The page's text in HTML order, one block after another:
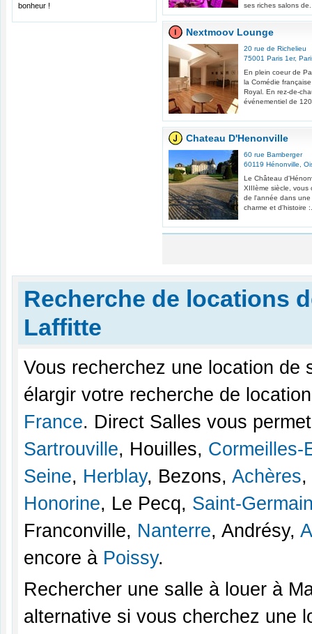
bonheur !
ses riches salons
Nextmoov Lounge
20 rue de Richelieu
75001 Paris 1er,
En plein coeur de
la Comédie
Royal. En rez-de-
événementiel de
Chateau D'Henonville
60 rue Bamberger
60119 Hénonville
Le Château
XIIIème siècle, vous
de l'année dans une
charme et d'histoire
Recherche de locations
Laffitte
Vous recherchez une location de
élargir votre recherche de
France. Direct Salles vous
Sartrouville, Houilles, Cormeilles-
Seine, Herblay, Bezons, Achères,
Honorine, Le Pecq, Saint-
Franconville, Nanterre, Andrésy,
encore à Poissy.
Rechercher une salle à louer à
alternative si vous cherchez une